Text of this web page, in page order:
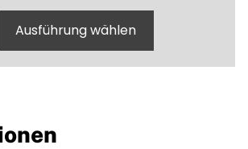
Ausführung wählen